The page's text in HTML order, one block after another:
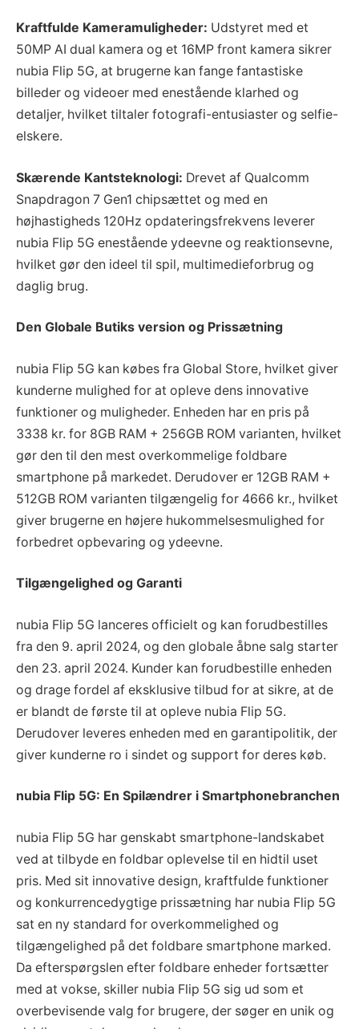
Kraftfulde Kameramuligheder: Udstyret med et
50MP AI dual kamera og et 16MP front kamera sikrer
nubia Flip 5G, at brugerne kan fange fantastiske
billeder og videoer med enestående klarhed og
detaljer, hvilket tiltaler fotografi-entusiaster og selfie-
elskere.
Skærende Kantsteknologi: Drevet af Qualcomm
Snapdragon 7 Gen1 chipsættet og med en
højhastigheds 120Hz opdateringsfrekvens leverer
nubia Flip 5G enestående ydeevne og reaktionsevne,
hvilket gør den ideel til spil, multimedieforbrug og
daglig brug.
Den Globale Butiks version og Prissætning
nubia Flip 5G kan købes fra Global Store, hvilket giver
kunderne mulighed for at opleve dens innovative
funktioner og muligheder. Enheden har en pris på
3338 kr. for 8GB RAM + 256GB ROM varianten, hvilket
gør den til den mest overkommelige foldbare
smartphone på markedet. Derudover er 12GB RAM +
512GB ROM varianten tilgængelig for 4666 kr., hvilket
giver brugerne en højere hukommelsesmulighed for
forbedret opbevaring og ydeevne.
Tilgængelighed og Garanti
nubia Flip 5G lanceres officielt og kan forudbestilles
fra den 9. april 2024, og den globale åbne salg starter
den 23. april 2024. Kunder kan forudbestille enheden
og drage fordel af eksklusive tilbud for at sikre, at de
er blandt de første til at opleve nubia Flip 5G.
Derudover leveres enheden med en garantipolitik, der
giver kunderne ro i sindet og support for deres køb.
nubia Flip 5G: En Spilændrer i Smartphonebranchen
nubia Flip 5G har genskabt smartphone-landskabet
ved at tilbyde en foldbar oplevelse til en hidtil uset
pris. Med sit innovative design, kraftfulde funktioner
og konkurrencedygtige prissætning har nubia Flip 5G
sat en ny standard for overkommelighed og
tilgængelighed på det foldbare smartphone marked.
Da efterspørgslen efter foldbare enheder fortsætter
med at vokse, skiller nubia Flip 5G sig ud som et
overbevisende valg for brugere, der søger en unik og